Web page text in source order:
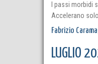
I passi morbidi
Accelerano
Fabrizio
LUGLIO